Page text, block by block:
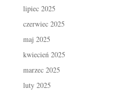
lipiec 2025
czerwiec 2025
maj 2025
kwiecień 2025
marzec 2025
luty 2025